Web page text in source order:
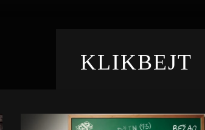
KLIKBEJT